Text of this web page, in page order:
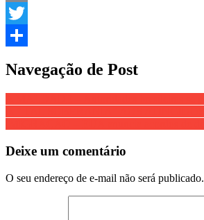
Email
Twitter
Navegação de Post
Deixe um comentário
O seu endereço de e-mail não será publicado.